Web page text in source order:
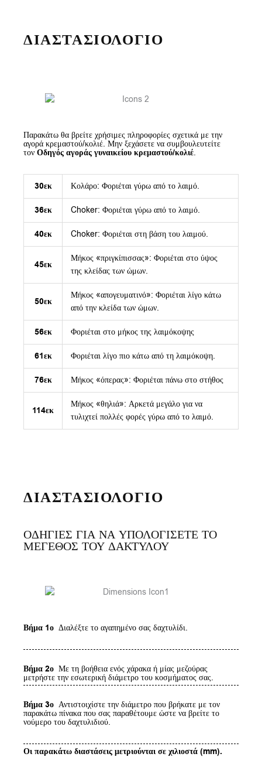
ΔΙΑΣΤΑΣΙΟΛΟΓΙΟ
Παρακάτω θα βρείτε χρήσιμες πληροφορίες σχετικά με την
αγορά κρεμαστού/κολιέ. Μην ξεχάσετε να συμβουλευτείτε
τον Οδηγός αγοράς γυναικείου κρεμαστού/κολιέ.
30εκ Κολάρο: Φοριέται γύρω από το λαιμό.
36εκ Choker: Φοριέται γύρω από το λαιμό.
40εκ Choker: Φοριέται στη βάση του λαιμού.
45εκ
Μήκος «πριγκίπισσας»: Φοριέται στο ύψος
της κλείδας των ώμων.
50εκ
Μήκος «απογευματινό»: Φοριέται λίγο κάτω
από την κλείδα των ώμων.
56εκ Φοριέται στο μήκος της λαιμόκοψης
61εκ Φοριέται λίγο πιο κάτω από τη λαιμόκοψη.
76εκ Μήκος «όπερας»: Φοριέται πάνω στο στήθος
114εκ
Μήκος «θηλιά»: Αρκετά μεγάλο για να
τυλιχτεί πολλές φορές γύρω από το λαιμό.
ΔΙΑΣΤΑΣΙΟΛΟΓΙΟ
ΟΔΗΓΙΕΣ ΓΙΑ ΝΑ ΥΠΟΛΟΓΙΣΕΤΕ ΤΟ
ΜΕΓΕΘΟΣ ΤΟΥ ΔΑΚΤΥΛΟΥ
Βήμα 1ο Διαλέξτε το αγαπημένο σας δαχτυλίδι.
Βήμα 2ο Με τη βοήθεια ενός χάρακα ή μίας μεζούρας
μετρήστε την εσωτερική διάμετρο του κοσμήματος σας.
Βήμα 3ο Αντιστοιχίστε την διάμετρο που βρήκατε με τον
παρακάτω πίνακα που σας παραθέτουμε ώστε να βρείτε το
νούμερο του δαχτυλιδιού.
Οι παρακάτω διαστάσεις μετριούνται σε χιλιοστά (mm).